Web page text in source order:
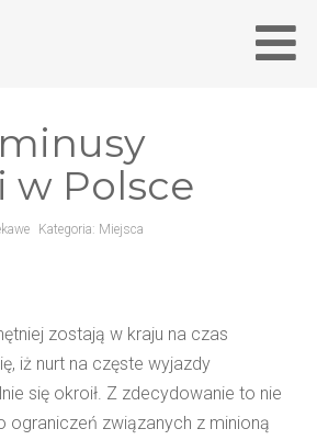
w Polsce
Kategoria: Miejsca
zostają w kraju na czas
iż nurt na częste wyjazdy
się okroił. Z zdecydowanie to nie
ograniczeń związanych z minioną